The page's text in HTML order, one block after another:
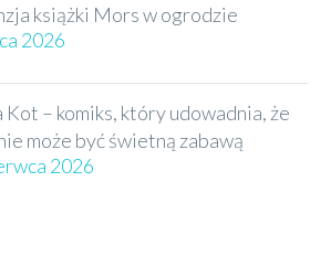
książki Mors w ogrodzie
2026
Kot – komiks, który udowadnia, że
może być świetną zabawą
2026